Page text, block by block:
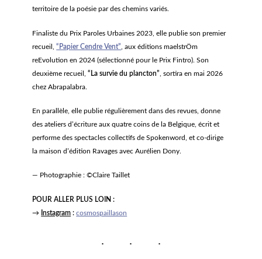
territoire de la poésie par des chemins variés.
Finaliste du Prix Paroles Urbaines 2023, elle publie son premier
recueil,“Papier Cendre Vent” , aux éditions maelstrÖm
reEvolution en 2024 (sélectionné pour le Prix Fintro). Son
deuxième recueil,“La survie du plancton” , sortira en mai 2026
chez Abrapalabra.
En parallèle, elle publie régulièrement dans des revues, donne
des ateliers d’écriture aux quatre coins de la Belgique, écrit et
performe des spectacles collectifs de Spokenword, et co-dirige
la maison d’édition Ravages avec Aurélien Dony.
— Photographie : ©Claire Taillet
POUR ALLER PLUS LOIN :
→ Instagram : cosmospaillason